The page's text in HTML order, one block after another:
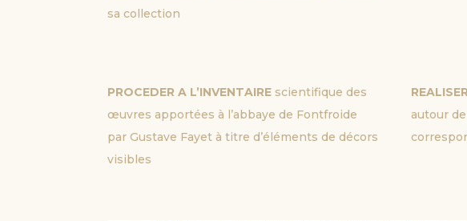
sa collection
PROCEDER A L’INVENTAIRE scientifique des
œuvres apportées à l’abbaye de Fontfroide
par Gustave Fayet à titre d’éléments de décors
visibles
autour